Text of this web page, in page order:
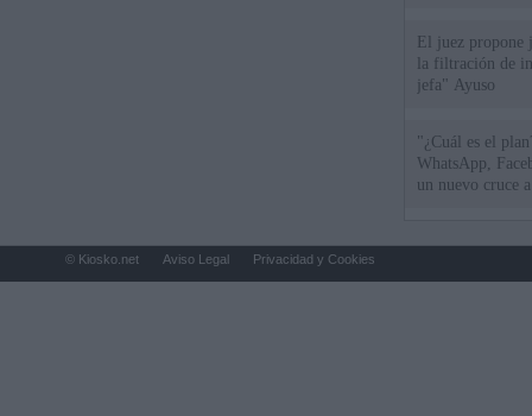
El juez propone
la filtración de
jefa" Ayuso
"¿Cuál es el
WhatsApp,
un nuevo cruce
© Kiosko.net Aviso Legal Privacidad y Cookies